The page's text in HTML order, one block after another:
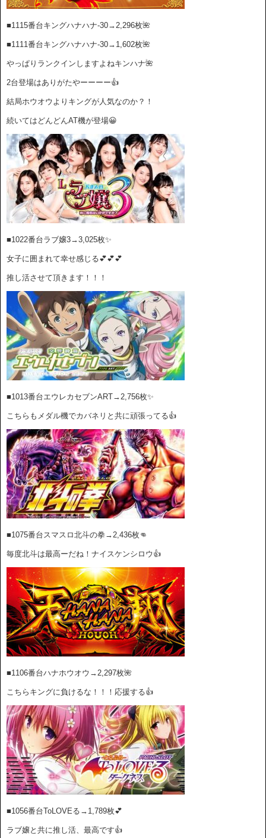
■1115番台キングハナハナ-30→2,296枚🌺
■1111番台キングハナハナ-30→1,602枚🌺
やっぱりランクインしますよねキンハナ🌺
2台登場はありがたやーーーー👍
結局ホウオウよりキングが人気なのか？！
続いてはどんどんAT機が登場😀
■1022番台ラブ嬢3→3,025枚✨
女子に囲まれて幸せ感じる💕💕💕
推し活させて頂きます！！！
■1013番台エウレカセブンART→2,756枚✨
こちらもメダル機でカバネリと共に頑張ってる👍
■1075番台スマスロ北斗の拳→2,436枚👊
毎度北斗は最高ーだね！ナイスケンシロウ👍
■1106番台ハナホウオウ→2,297枚🌺
こちらキングに負けるな！！！応援する👍
■1056番台ToLOVEる→1,789枚💕
ラブ嬢と共に推し活、最高です👍